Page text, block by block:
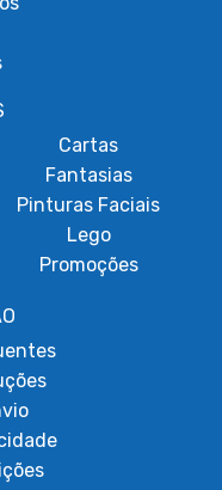
Cartas
Fantasias
Pinturas Faciais
Lego
Promoções